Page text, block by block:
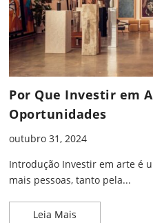
Por Que Investir em
Oportunidades
outubro 31, 2024
Introdução Investir em arte é
mais pessoas, tanto pela...
Leia Mais